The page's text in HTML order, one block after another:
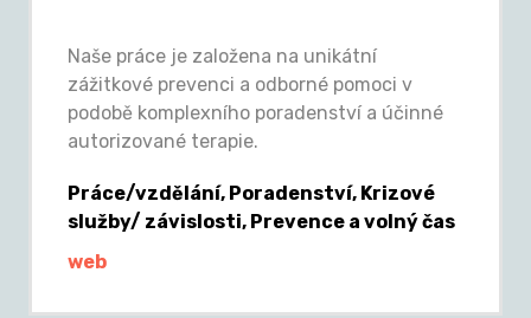
Naše práce je založena na unikátní
zážitkové prevenci a odborné pomoci v
podobě komplexního poradenství a účinné
autorizované terapie.
Práce/vzdělání, Poradenství, Krizové
služby/ závislosti, Prevence a volný čas
web